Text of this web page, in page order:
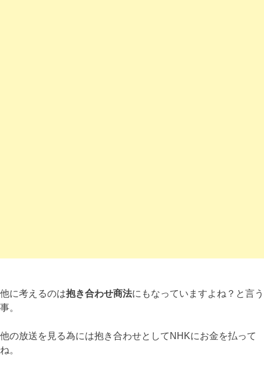
他に考えるのは抱き合わせ商法にもなっていますよね？と言う
事。
他の放送を見る為には抱き合わせとしてNHKにお金を払って
ね。